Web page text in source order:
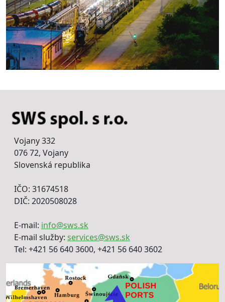
Vojany 332
076 72, Vojany
Slovenská republika
IČO: 31674518
DIČ: 2020508028
E-mail: info@sws.sk
E-mail služby: services@sws.sk
Tel: +421 56 640 3600, +421 56 640 3602